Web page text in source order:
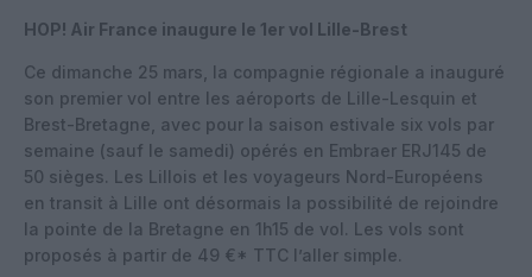
HOP! Air France inaugure le 1er vol Lille-Brest
Ce dimanche 25 mars, la compagnie régionale a inauguré
son premier vol entre les aéroports de Lille-Lesquin et
Brest-Bretagne, avec pour la saison estivale six vols par
semaine (sauf le samedi) opérés en Embraer ERJ145 de
50 sièges. Les Lillois et les voyageurs Nord-Européens
en transit à Lille ont désormais la possibilité de rejoindre
la pointe de la Bretagne en 1h15 de vol. Les vols sont
proposés à partir de 49 €* TTC l’aller simple.